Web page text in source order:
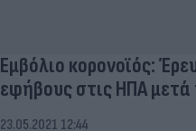
Εμβόλιο κορονοϊός:
εφήβους στις ΗΠΑ μετά
23.05.2021 12:44